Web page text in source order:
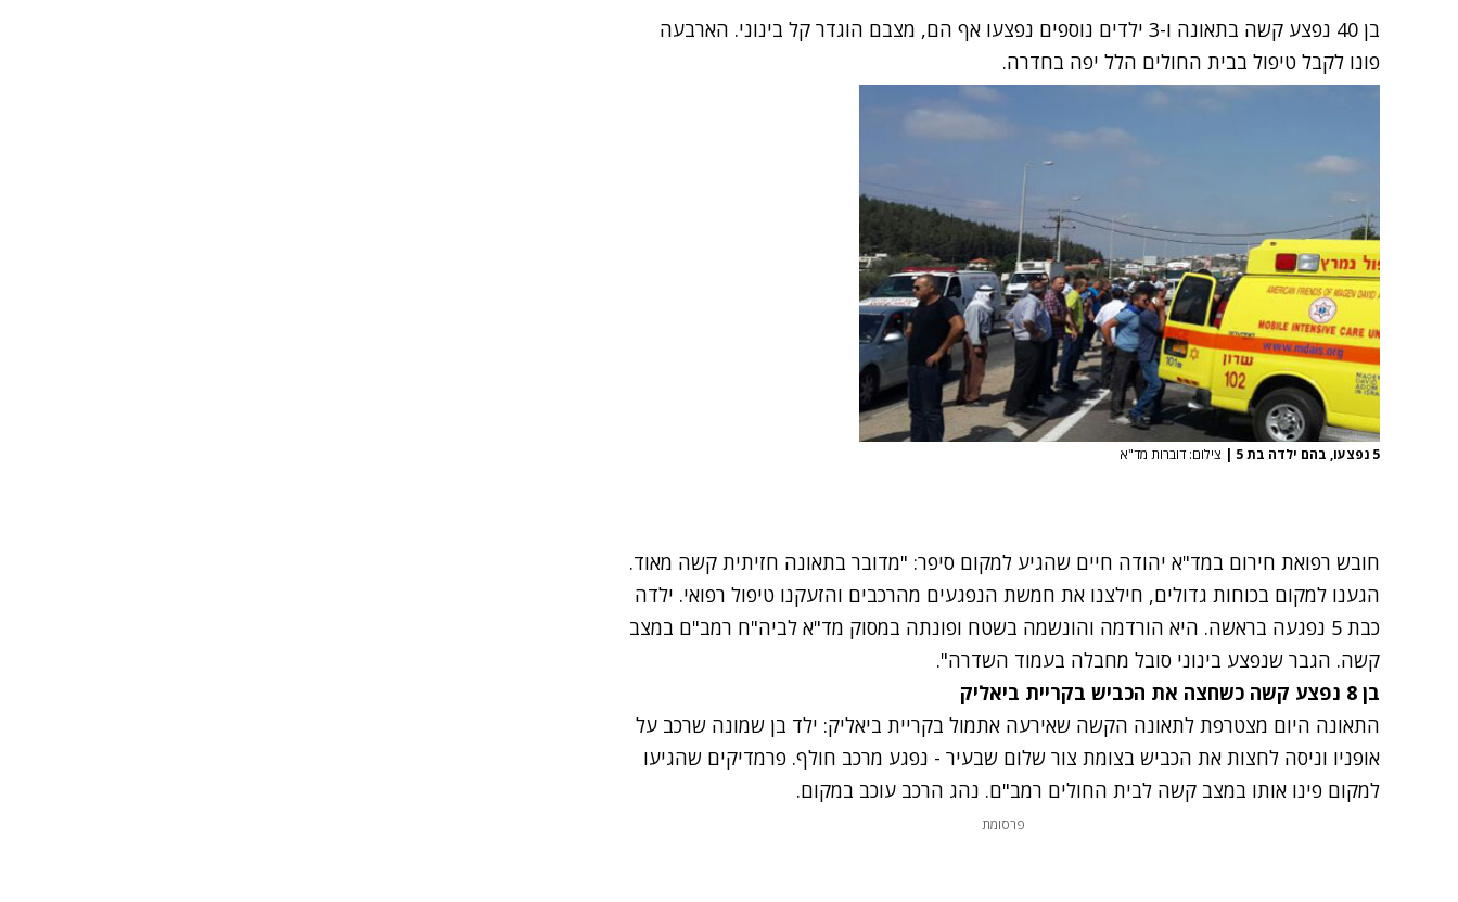
בן 40 נפצע קשה בתאונה ו-3 ילדים נוספים נפצעו אף הם, מצבם הוגדר קל בינוני. הארבעה
פונו לקבל טיפול בבית החולים הלל יפה בחדרה.
5 נפצעו, בהם ילדה בת 5 | צילום: דוברות מד"א
חובש רפואת חירום במד"א יהודה חיים שהגיע למקום סיפר: "מדובר בתאונה חזיתית קשה מאוד.
הגענו למקום בכוחות גדולים, חילצנו את חמשת הנפגעים מהרכבים והזעקנו טיפול רפואי. ילדה
כבת 5 נפגעה בראשה. היא הורדמה והונשמה בשטח ופונתה במסוק מד"א לביה"ח רמב"ם במצב
קשה. הגבר שנפצע בינוני סובל מחבלה בעמוד השדרה".
בן 8 נפצע קשה כשחצה את הכביש בקריית ביאליק
התאונה היום מצטרפת לתאונה הקשה שאירעה אתמול בקריית ביאליק: ילד בן שמונה שרכב על
אופניו וניסה לחצות את הכביש בצומת צור שלום שבעיר - נפגע מרכב חולף. פרמדיקים שהגיעו
למקום פינו אותו במצב קשה לבית החולים רמב"ם. נהג הרכב עוכב במקום.
פרסומת